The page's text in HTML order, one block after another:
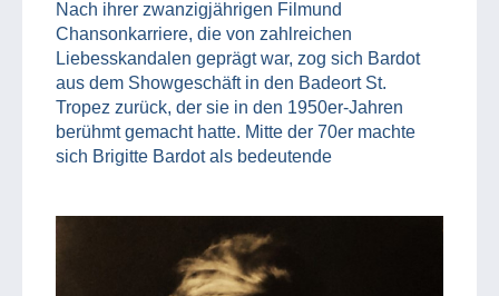
Nach ihrer zwanzigjährigen Filmund
Chansonkarriere, die von zahlreichen
Liebesskandalen geprägt war, zog sich Bardot
aus dem Showgeschäft in den Badeort St.
Tropez zurück, der sie in den 1950er-Jahren
berühmt gemacht hatte. Mitte der 70er machte
sich Brigitte Bardot als bedeutende